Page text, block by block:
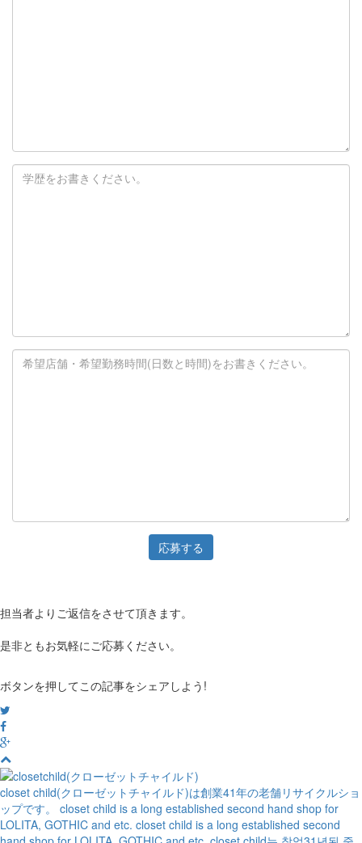
応募する
担当者よりご返信をさせて頂きます。
是非ともお気軽にご応募ください。
ボタンを押してこの記事をシェアしよう!
closet child(クローゼットチャイルド)は創業41年の老舗リサイクルショ
ップです。
closet child is a long established second hand shop for
LOLITA, GOTHIC and etc. closet child is a long established second